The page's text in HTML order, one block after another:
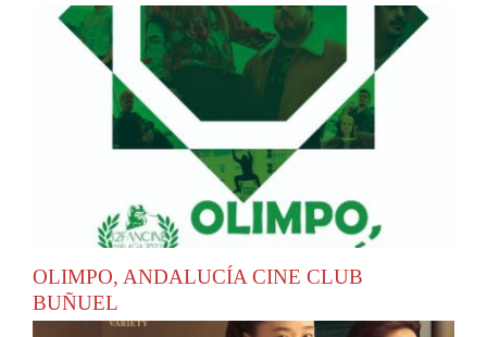
OLIMPO, ANDALUCÍA CINE CLUB
BUÑUEL